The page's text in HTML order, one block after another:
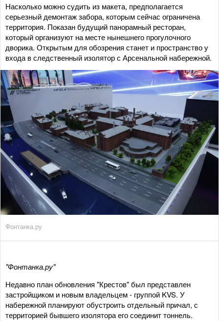
Насколько можно судить из макета, предполагается
серьезный демонтаж забора, которым сейчас ограничена
территория. Показан будущий панорамный ресторан,
который организуют на месте нынешнего прогулочного
дворика. Открытым для обозрения станет и пространство у
входа в следственный изолятор с Арсенальной набережной.
Фонтанка.ру
"Фонтанка.ру"
Недавно план обновления "Крестов" был представлен
застройщиком и новым владельцем - группой KVS. У
набережной планируют обустроить отдельный причал, с
территорией бывшего изолятора его соединит тоннель.